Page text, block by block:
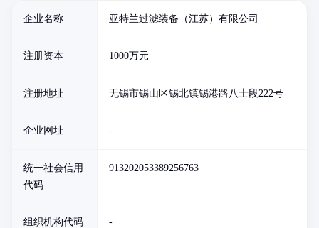
企业名称 亚特兰过滤装备（江苏）有限公司
注册资本 1000万元
注册地址 无锡市锡山区锡北镇锡港路八士段222号
企业网址 -
统一社会信用
代码
913202053389256763
组织机构代码 -